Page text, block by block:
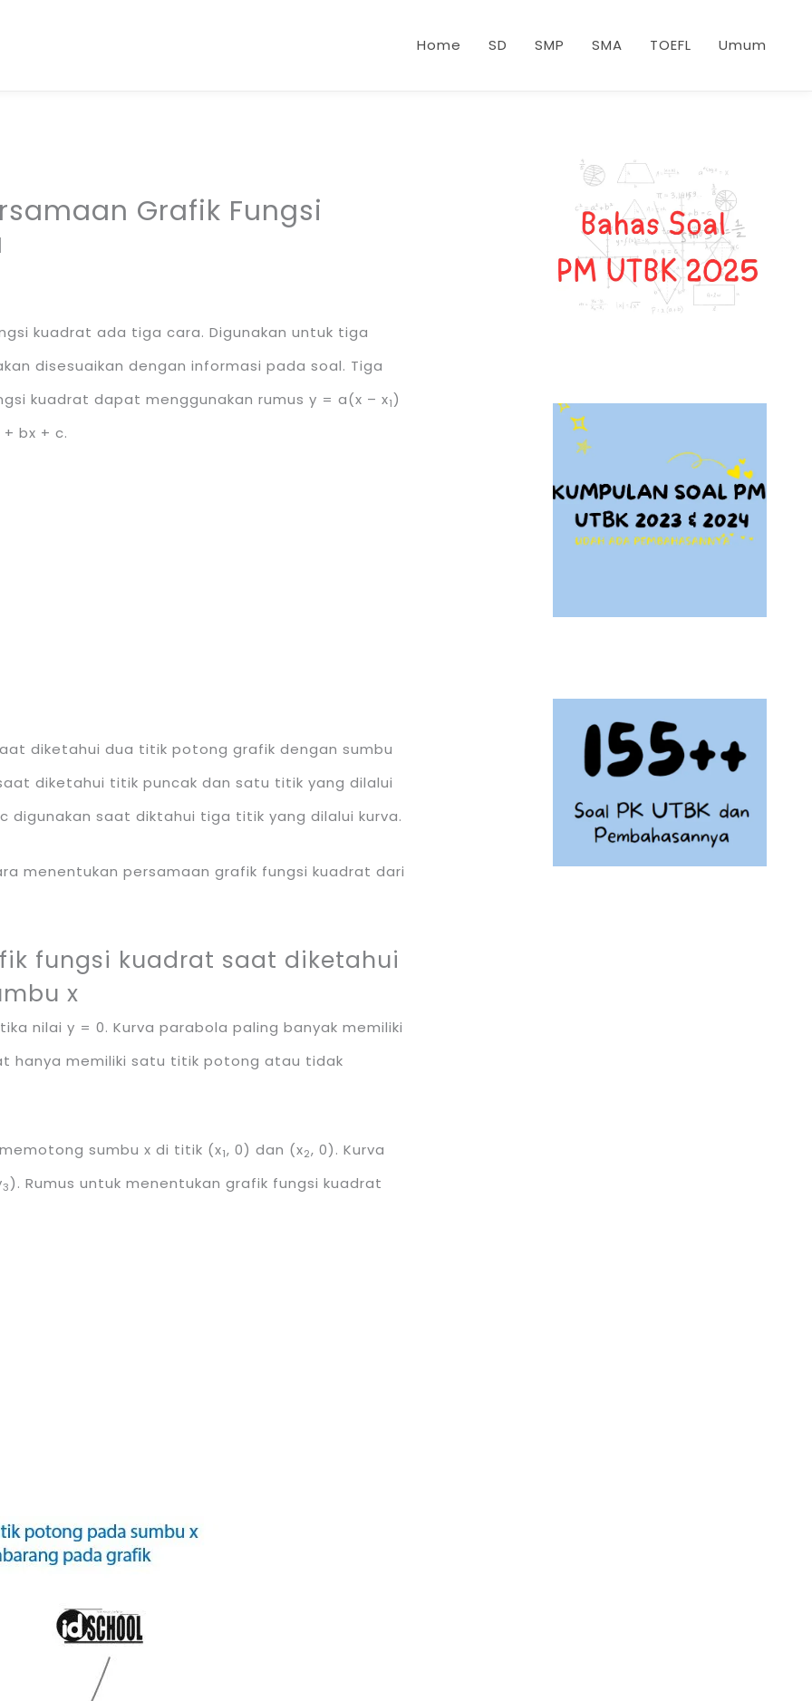
Home SD SMP SMA TOEFL Umum
Grafik Fungsi
kuadrat ada tiga cara. Digunakan untuk tiga
disesuaikan dengan informasi pada soal. Tiga
kuadrat dapat menggunakan rumus y = a(x – x1)
+ bx + c.
diketahui dua titik potong grafik dengan sumbu
diketahui titik puncak dan satu titik yang dilalui
digunakan saat diktahui tiga titik yang dilalui kurva.
menentukan persamaan grafik fungsi kuadrat dari
fungsi kuadrat saat diketahui
x
nilai y = 0. Kurva parabola paling banyak memiliki
hanya memiliki satu titik potong atau tidak
sumbu x di titik (x1, 0) dan (x2, 0). Kurva
3). Rumus untuk menentukan grafik fungsi kuadrat